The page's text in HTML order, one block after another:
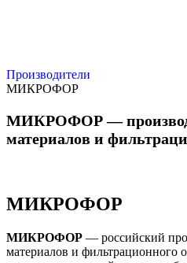
Производители
МИКРОФОР
МИКРОФОР —
материалов и
МИКРОФОР
МИКРОФОР — российский
материалов и фильтрационного